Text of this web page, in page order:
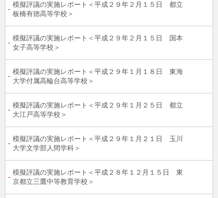
模擬評議の実施レポート＜平成２９年２月１５日 都立
板橋有徳高等学校＞
模擬評議の実施レポート＜平成２９年２月１５日 国本
女子高等学校＞
模擬評議の実施レポート＜平成２９年１月１８日 東海
大学付属高輪台高等学校＞
模擬評議の実施レポート＜平成２９年１月２５日 都立
大江戸高等学校＞
模擬評議の実施レポート＜平成２９年１月２１日 玉川
大学文学部人間学科＞
模擬評議の実施レポート＜平成２８年１２月１５日 東
京都立三鷹中等教育学校＞